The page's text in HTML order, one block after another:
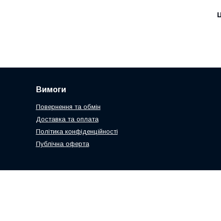
Вимоги
Повернення та обмін
Доставка та оплата
Політика конфіденційності
Публічна оферта